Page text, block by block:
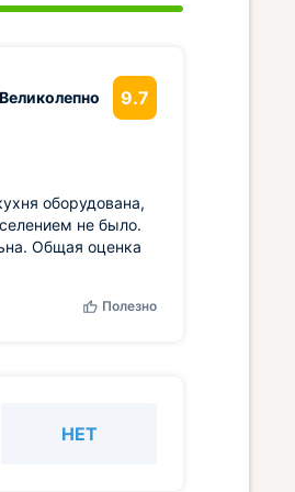
Великолепно 9.7
оборудована,
не было.
Общая оценка
Полезно
НЕТ